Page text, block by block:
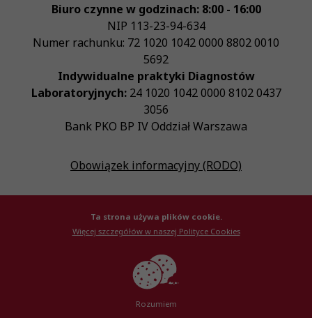
Biuro czynne w godzinach: 8:00 - 16:00
NIP 113-23-94-634
Numer rachunku: 72 1020 1042 0000 8802 0010
5692
Indywidualne praktyki Diagnostów
Laboratoryjnych:24 1020 1042 0000 8102 0437
3056
Bank PKO BP IV Oddział Warszawa
Obowiązek informacyjny (RODO)
© Krajowa Izba Diagnostów Laboratoryjnych 2026
Created by
Ta strona używa plików cookie.
Więcej szczegółów w naszej Polityce Cookies
Rozumiem